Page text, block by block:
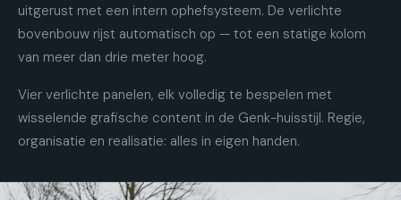
uitgerust met een intern ophefsysteem. De verlichte
bovenbouw rijst automatisch op — tot een statige kolom
van meer dan drie meter hoog.
Vier verlichte panelen, elk volledig te bespelen met
wisselende grafische content in de Genk-huisstijl. Regie,
organisatie en realisatie: alles in eigen handen.